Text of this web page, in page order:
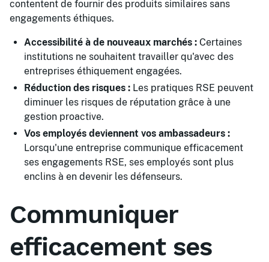
contentent de fournir des produits similaires sans
engagements éthiques.
Accessibilité à de nouveaux marchés : Certaines
institutions ne souhaitent travailler qu'avec des
entreprises éthiquement engagées.
Réduction des risques : Les pratiques RSE peuvent
diminuer les risques de réputation grâce à une
gestion proactive.
Vos employés deviennent vos ambassadeurs :
Lorsqu'une entreprise communique efficacement
ses engagements RSE, ses employés sont plus
enclins à en devenir les défenseurs.
Communiquer
efficacement ses